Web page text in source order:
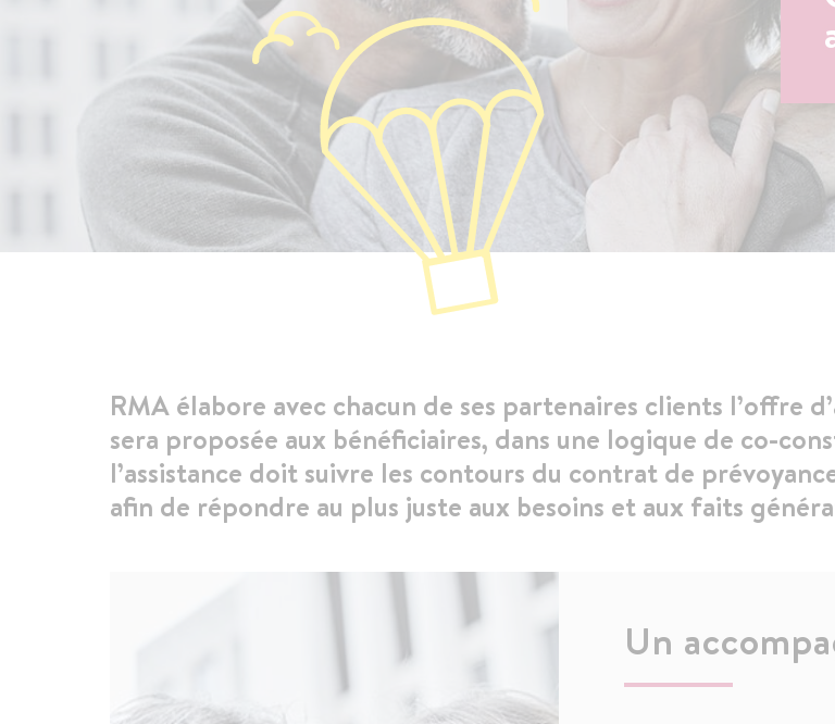
RMA élabore avec chacun de ses partenaires clients l’offre
sera proposée aux bénéficiaires, dans une logique de co-
l’assistance doit suivre les contours du contrat de
afin de répondre au plus juste aux besoins et aux faits
Un